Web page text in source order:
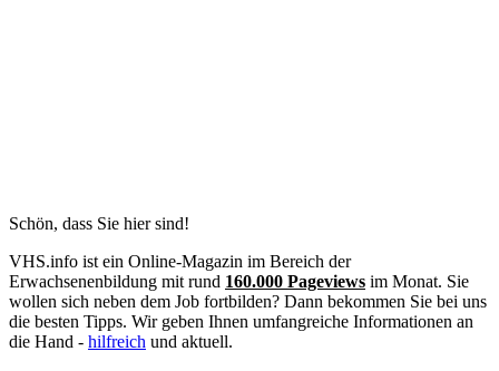
Schön, dass Sie hier sind!
VHS.info ist ein Online-Magazin im Bereich der
Erwachsenenbildung mit rund 160.000 Pageviews im Monat. Sie
wollen sich neben dem Job fortbilden? Dann bekommen Sie bei uns
die besten Tipps. Wir geben Ihnen umfangreiche Informationen an
die Hand - hilfreich und aktuell.